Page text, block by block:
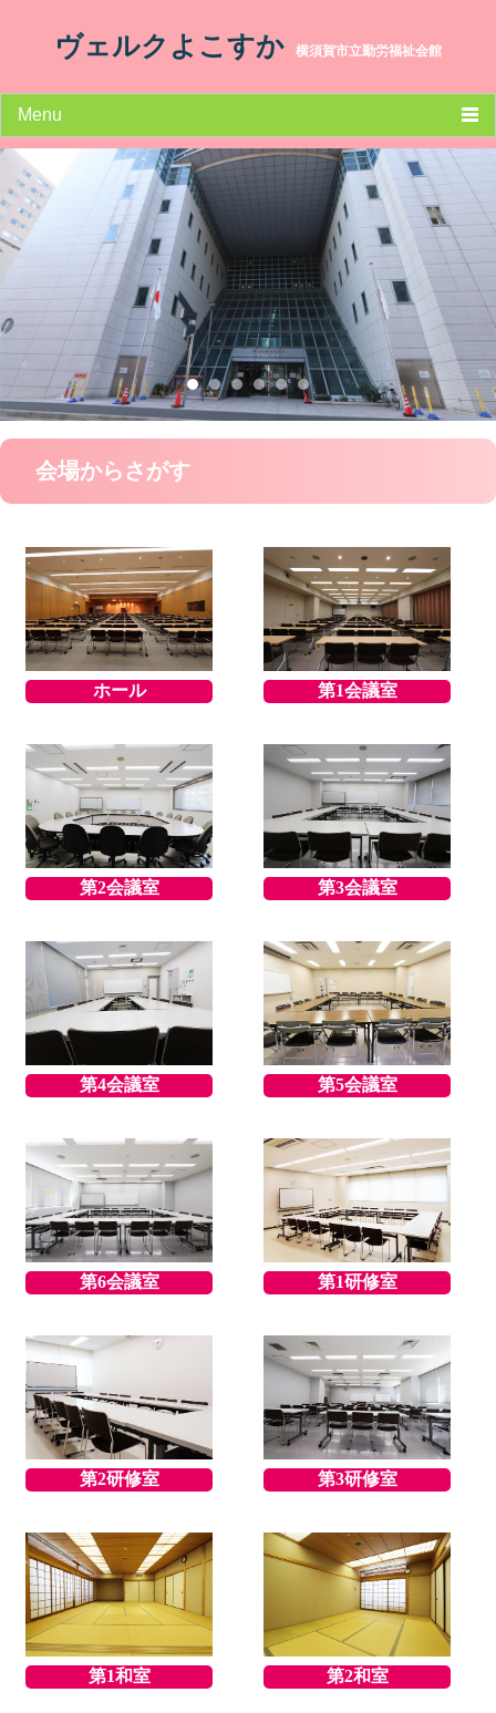
ヴェルクよこすか 横須賀市立勤労福祉会館
Menu
HOME
施設案内
利用案内
空室状況
交通アクセス
講座・イベント
ヴェルクだより
会場からさがす
ホール 第1会議室
第2会議室 第3会議室
第4会議室 第5会議室
第6会議室 第1研修室
第2研修室 第3研修室
第1和室 第2和室